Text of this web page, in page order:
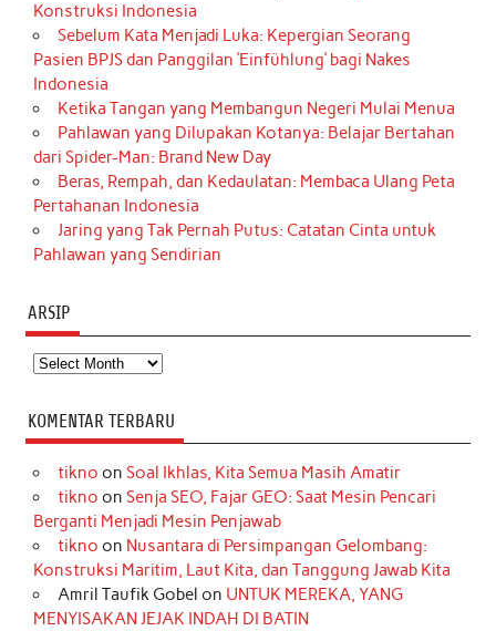
Konstruksi Indonesia
Sebelum Kata Menjadi Luka: Kepergian Seorang
Pasien BPJS dan Panggilan ‘Einfühlung’ bagi Nakes
Indonesia
Ketika Tangan yang Membangun Negeri Mulai Menua
Pahlawan yang Dilupakan Kotanya: Belajar Bertahan
dari Spider-Man: Brand New Day
Beras, Rempah, dan Kedaulatan: Membaca Ulang Peta
Pertahanan Indonesia
Jaring yang Tak Pernah Putus: Catatan Cinta untuk
Pahlawan yang Sendirian
ARSIP
Arsip
KOMENTAR TERBARU
tikno on Soal Ikhlas, Kita Semua Masih Amatir
tikno on Senja SEO, Fajar GEO: Saat Mesin Pencari
Berganti Menjadi Mesin Penjawab
tikno on Nusantara di Persimpangan Gelombang:
Konstruksi Maritim, Laut Kita, dan Tanggung Jawab Kita
Amril Taufik Gobel on UNTUK MEREKA, YANG
MENYISAKAN JEJAK INDAH DI BATIN